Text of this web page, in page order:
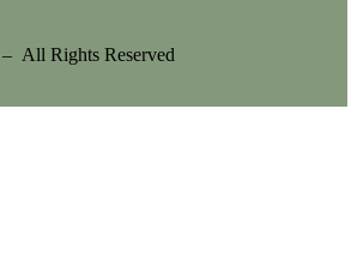
All Rights Reserved